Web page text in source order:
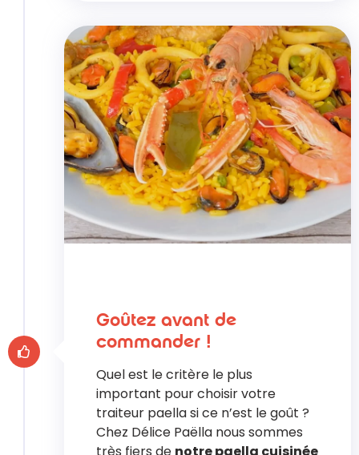
Goûtez avant de
commander !
Quel est le critère le plus
important pour choisir votre
traiteur paella si ce n’est le goût ?
Chez Délice Paëlla nous sommes